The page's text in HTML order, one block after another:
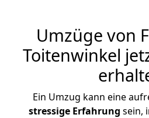
Umzüge von
Toitenwinkel
Ein Umzug kann eine
stressige Erfahrung sein,